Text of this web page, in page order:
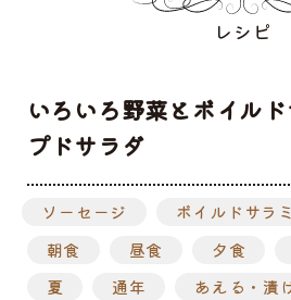
レシピ
いろいろ野菜とボイル
プドサラダ
ソーセージ
ボイルドサラ
朝食
昼食 夕食
夏
通年 あえる・漬